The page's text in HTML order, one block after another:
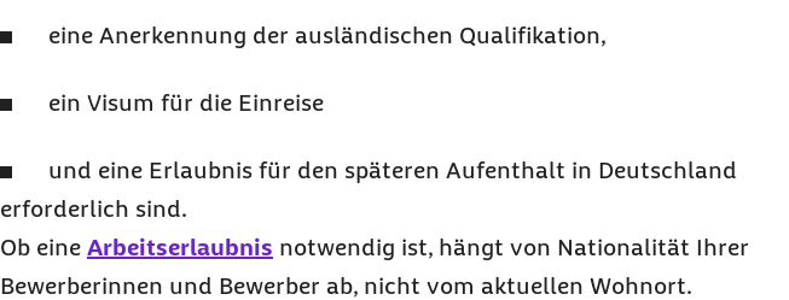
eine Anerkennung der ausländischen Qualifikation,
ein Visum für die Einreise
und eine Erlaubnis für den späteren Aufenthalt in Deutschland
erforderlich sind.
Ob eine Arbeitserlaubnis notwendig ist, hängt von Nationalität Ihrer
Bewerberinnen und Bewerber ab, nicht vom aktuellen Wohnort.